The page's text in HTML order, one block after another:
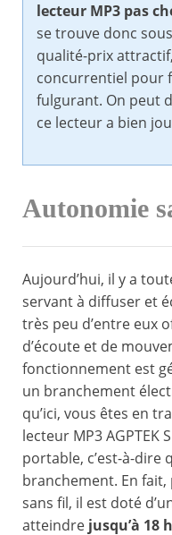
lecteur MP3 pas
se trouve donc
qualité-prix
concurrentiel pour
fulgurant. On peut
ce lecteur a bien
Autonomie
Aujourd’hui, il y a
servant à diffuser et
très peu d’entre eux
d’écoute et de
fonctionnement est
un branchement
qu’ici, vous êtes en
lecteur MP3 AGPTEK
portable, c’est-à-dire
branchement. En
sans fil, il est doté
atteindre jusqu’à 18